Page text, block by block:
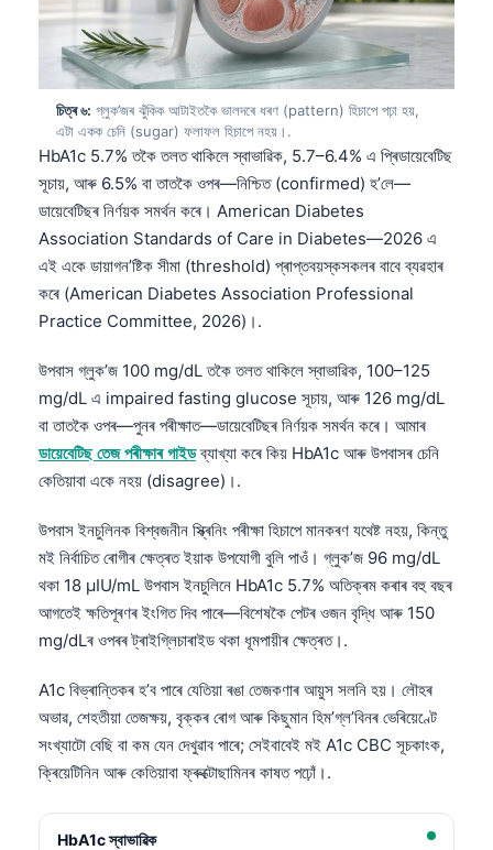
চিত্ৰ ৬: গ্লুক’জৰ ঝুঁকিক আটাইতকৈ ভালদৰে ধৰণ (pattern) হিচাপে পঢ়া হয়,
এটা একক চেনি (sugar) ফলাফল হিচাপে নহয়।.
HbA1c 5.7% তকৈ তলত থাকিলে স্বাভাৱিক, 5.7–6.4% এ প্ৰিডায়েবেটিছ
সূচায়, আৰু 6.5% বা তাতকৈ ওপৰ—নিশ্চিত (confirmed) হ’লে—
ডায়েবেটিছৰ নিৰ্ণয়ক সমৰ্থন কৰে। American Diabetes
Association Standards of Care in Diabetes—2026 এ
এই একে ডায়াগন’ষ্টিক সীমা (threshold) প্ৰাপ্তবয়স্কসকলৰ বাবে ব্যৱহাৰ
কৰে (American Diabetes Association Professional
Practice Committee, 2026)।.
উপবাস গ্লুক’জ 100 mg/dL তকৈ তলত থাকিলে স্বাভাৱিক, 100–125
mg/dL এ impaired fasting glucose সূচায়, আৰু 126 mg/dL
বা তাতকৈ ওপৰ—পুনৰ পৰীক্ষাত—ডায়েবেটিছৰ নিৰ্ণয়ক সমৰ্থন কৰে। আমাৰ
ডায়েবেটিছ তেজ পৰীক্ষাৰ গাইডব্যাখ্যা কৰে কিয় HbA1c আৰু উপবাসৰ চেনি
কেতিয়াবা একে নহয় (disagree)।.
উপবাস ইনচুলিনক বিশ্বজনীন স্ক্ৰিনিং পৰীক্ষা হিচাপে মানকৰণ যথেষ্ট নহয়, কিন্তু
মই নিৰ্বাচিত ৰোগীৰ ক্ষেত্ৰত ইয়াক উপযোগী বুলি পাওঁ। গ্লুক’জ 96 mg/dL
থকা 18 µIU/mL উপবাস ইনচুলিনে HbA1c 5.7% অতিক্ৰম কৰাৰ বহু বছৰ
আগতেই ক্ষতিপূৰণৰ ইংগিত দিব পাৰে—বিশেষকৈ পেটৰ ওজন বৃদ্ধি আৰু 150
mg/dLৰ ওপৰৰ ট্ৰাইগ্লিচাৰাইড থকা ধূমপায়ীৰ ক্ষেত্ৰত।.
A1c বিভ্ৰান্তিকৰ হ’ব পাৰে যেতিয়া ৰঙা তেজকণাৰ আয়ুস সলনি হয়। লৌহৰ
অভাৱ, শেহতীয়া তেজক্ষয়, বৃক্কৰ ৰোগ আৰু কিছুমান হিম’গ্ল’বিনৰ ভেৰিয়েণ্টে
সংখ্যাটো বেছি বা কম যেন দেখুৱাব পাৰে; সেইবাবেই মই A1c CBC সূচকাংক,
ক্ৰিয়েটিনিন আৰু কেতিয়াবা ফ্ৰুক্টোছামিনৰ কাষত পঢ়োঁ।.
HbA1c স্বাভাৱিক
پښتو
සිංහල
Galego
Latviešu valoda
Македонски јазик
Euskara
Gàidhlig
Occitan
Afrikaans
Монгол
ພາສາລາວ
Cebuano
ئۇيغۇرچە
Кыргызча
Татар теле
Беларуская мова
Esperanto
Frysk
Ślōnskŏ gŏdka
Norsk bokmål